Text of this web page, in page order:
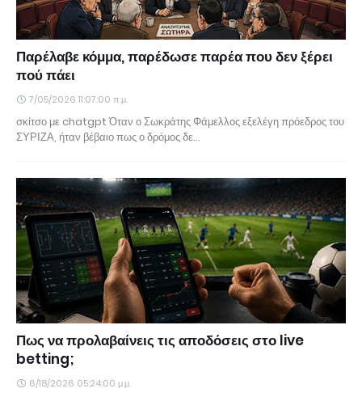
Παρέλαβε κόμμα, παρέδωσε παρέα που δεν ξέρει
πού πάει
7/05/2026 11:07:00 π.μ.
σκίτσο με chatgpt Όταν ο Σωκράτης Φάμελλος εξελέγη πρόεδρος του
ΣΥΡΙΖΑ, ήταν βέβαιο πως ο δρόμος δε…
Πως να προλαβαίνεις τις αποδόσεις στο live
betting;
6/18/2026 05:24:00 μ.μ.